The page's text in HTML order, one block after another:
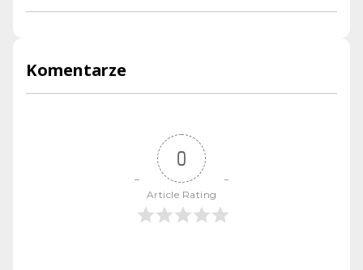
Komentarze
0
Article Rating